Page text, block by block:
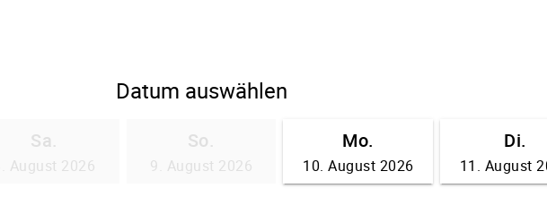
Datum auswählen
Sa.
August 2026
So.
9. August 2026
Mo.
10. August 2026
Di.
11. August